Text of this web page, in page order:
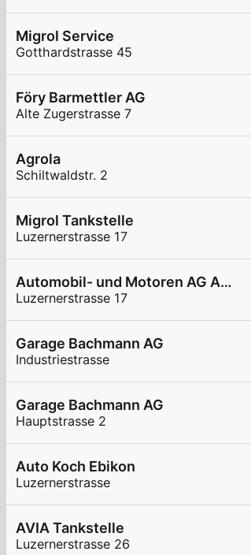
Migrol Service
Gotthardstrasse 45
Föry Barmettler AG
Alte Zugerstrasse 7
Agrola
Schiltwaldstr. 2
Migrol Tankstelle
Luzernerstrasse 17
Automobil- und Motoren AG Automobil- und Motoren A Ebik
Luzernerstrasse 17
Garage Bachmann AG
Industriestrasse
Garage Bachmann AG
Hauptstrasse 2
Auto Koch Ebikon
Luzernerstrasse
AVIA Tankstelle
Luzernerstrasse 26